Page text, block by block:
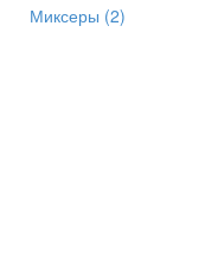
Миксеры (2)